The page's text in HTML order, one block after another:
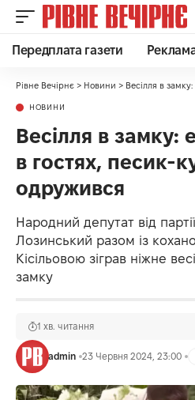
Передплата газети
Рівне Вечірнє > Новини > Весілля в замку:
НОВИНИ
Весілля в замку:
в гостях, песик-
одружився
Народний депутат від
Лозинський разом із
Кісільовою зіграв ніжне
замку
admin 23 Червня 2024, 23:00
1 хв. читання